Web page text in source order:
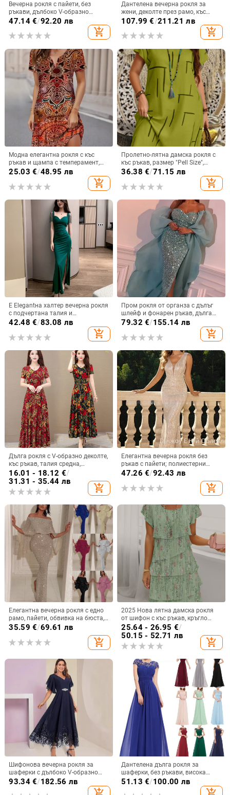
Вечерна рокля с пайети, без
ръкави, дълбоко V-образно
деколте, силует русалка,
47.14€/92.20 лв
add_shopping_cart
Дантелена вечерна рокля за
жени, деколте през рамо, къс
ръкав, дълга A-линия парти
107.99 €/211.21 лв
add_shopping_cart
Модна елегантна рокля с къс
ръкав и щампа с темперамент,
дамска нова рокля с къс ръкав,
25.03 €/48.95 лв
add_shopping_cart
Пролетно-лятна дамска рокля с
къс ръкав, размер "Pell Size",
моден принт 2025, нова
европейска и американска рокля
с кръгло деколте и средна пола
36.38 €/71.15 лв
add_shopping_cart
Е Elegantна халтер вечерна рокля
с подчертана талия и
прикриване на корема, дълга
рокля стил русалка за формални
събития
42.48 €/83.08 лв
add_shopping_cart
Пром рокля от органза с дълъг
шлейф и фонарен ръкав, дълга
пола — Пролет 2024
79.32 €/155.14 лв
add_shopping_cart
Дълга рокля с V-образно деколте,
къс ръкав, талия средна,
принтирана полиестерна тъкан,
пола с широк силует.
16.01 - 18.12 €/
31.31 - 35.44 лв
add_shopping_cart
Елегантна вечерна рокля без
ръкав с пайети; полиестерни
влакна; спандекс до 30%;
дълбоко V-образно деколте.
47.26 €/92.43 лв
add_shopping_cart
Елегантна вечерна рокля с едно
рамо, пайети, обвивка на бюста,
дълга молив рокля с висока
35.59 €/69.61 лв
add_shopping_cart
2025 Нова лятна дамска рокля
от шифон с къс ръкав, кръгло
деколте и къси пластове, на
Amazon Independent Station,
европейска и американска
трансгранична рокля
25.64 - 26.95 €/
50.15 - 52.71 лв
add_shopping_cart
Шифонова вечерна рокля за
шаферки с дълбоко V-образно
деколте, дантела, къси ръкави,
93.34€/182.56 лв
Дантелена дълга рокля за
шаферки, без ръкави, висока
талия, дълга вечерна рокля;
51.13 €/100.00 лв